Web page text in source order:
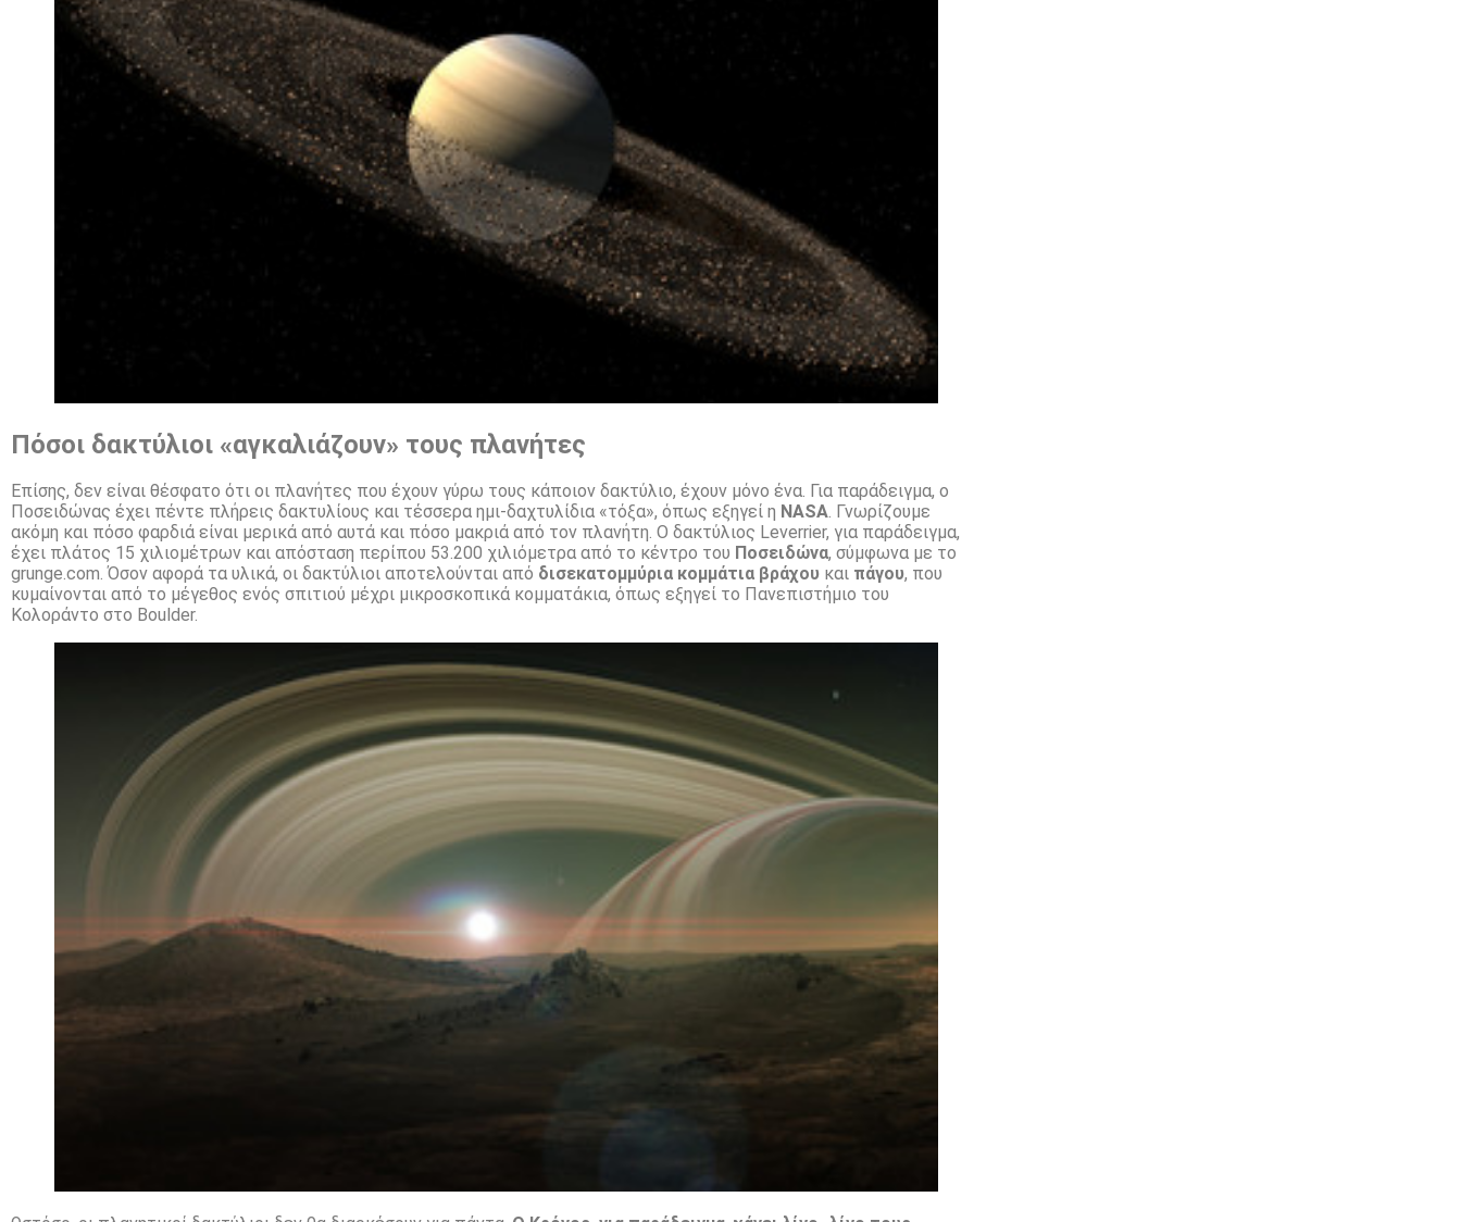
Πόσοι δακτύλιοι «αγκαλιάζουν» τους πλανήτες
Επίσης, δεν είναι θέσφατο ότι οι πλανήτες που έχουν γύρω τους κάποιον δακτύλιο, έχουν μόνο ένα. Για παράδειγμα, ο
Ποσειδώνας έχει πέντε πλήρεις δακτυλίους και τέσσερα ημι-δαχτυλίδια «τόξα», όπως εξηγεί η NASA. Γνωρίζουμε
ακόμη και πόσο φαρδιά είναι μερικά από αυτά και πόσο μακριά από τον πλανήτη. Ο δακτύλιος Leverrier, για παράδειγμα,
έχει πλάτος 15 χιλιομέτρων και απόσταση περίπου 53.200 χιλιόμετρα από το κέντρο του Ποσειδώνα, σύμφωνα με το
grunge.com. Όσον αφορά τα υλικά, οι δακτύλιοι αποτελούνται από δισεκατομμύρια κομμάτια βράχου και πάγου, που
κυμαίνονται από το μέγεθος ενός σπιτιού μέχρι μικροσκοπικά κομματάκια, όπως εξηγεί το Πανεπιστήμιο του
Κολοράντο στο Boulder.